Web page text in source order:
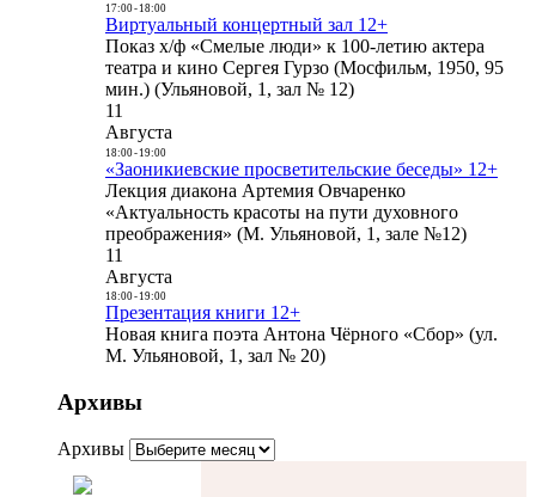
17:00- 18:00
Виртуальный концертный зал 12+
Показ х/ф «Смелые люди» к 100-летию актера
театра и кино Сергея Гурзо (Мосфильм, 1950, 95
мин.) (Ульяновой, 1, зал № 12)
11
Августа
18:00- 19:00
«Заоникиевские просветительские беседы» 12+
Лекция диакона Артемия Овчаренко
«Актуальность красоты на пути духовного
преображения» (М. Ульяновой, 1, зале №12)
11
Августа
18:00- 19:00
Презентация книги 12+
Новая книга поэта Антона Чёрного «Сбор» (ул.
М. Ульяновой, 1, зал № 20)
Архивы
Архивы